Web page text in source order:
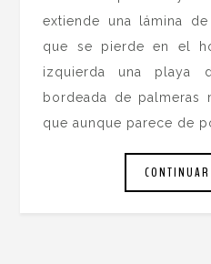
extiende una lámina
que se pierde en el
izquierda una playa
bordeada de palmeras
que aunque parece de
CONTINUAR